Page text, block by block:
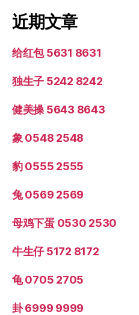
近期文章
给红包 5631 8631
独生子 5242 8242
健美操 5643 8643
象 0548 2548
豹 0555 2555
兔 0569 2569
母鸡下蛋 0530 2530
牛生仔 5172 8172
龟 0705 2705
卦 6999 9999